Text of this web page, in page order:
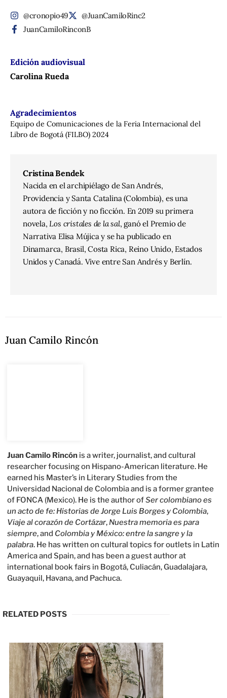
@cronopio49
@JuanCamiloRinc2
JuanCamiloRinconB
Edición audiovisual
Carolina Rueda
Agradecimientos
Equipo de Comunicaciones de la Feria Internacional del
Libro de Bogotá (FILBO) 2024
Cristina Bendek
Nacida en el archipiélago de San Andrés,
Providencia y Santa Catalina (Colombia), es una
autora de ficción y no ficción. En 2019 su primera
novela, Los cristales de la sal, ganó el Premio de
Narrativa Elisa Mújica y se ha publicado en
Dinamarca, Brasil, Costa Rica, Reino Unido, Estados
Unidos y Canadá. Vive entre San Andrés y Berlín.
Juan Camilo Rincón
Juan Camilo Rincón is a writer, journalist, and cultural
researcher focusing on Hispano-American literature. He
earned his Master’s in Literary Studies from the
Universidad Nacional de Colombia and is a former grantee
of FONCA (Mexico). He is the author ofSer colombiano es
un acto de fe: Historias de Jorge Luis Borges y Colombia,
Viaje al corazón de Cortázar, Nuestra memoria es para
siempre, and Colombia y México: entre la sangre y la
palabra. He has written on cultural topics for outlets in Latin
America and Spain, and has been a guest author at
international book fairs in Bogotá, Culiacán, Guadalajara,
Guayaquil, Havana, and Pachuca.
RELATED POSTS